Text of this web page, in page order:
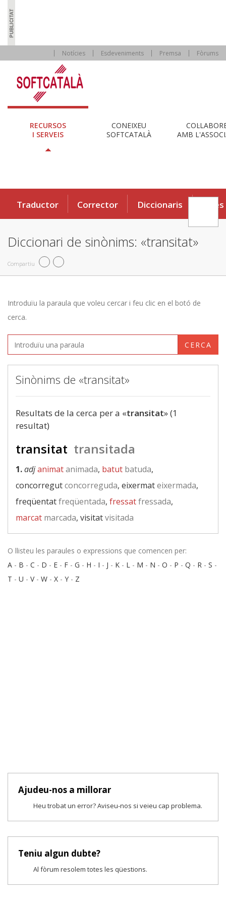
Notícies Esdeveniments Premsa Fòrums
RECURSOS
I SERVEIS
CONEIXEU
SOFTCATALÀ
AMB
Traductor Corrector Diccionaris Eines
Diccionari de sinònims: «transitat»
Compartiu
Introduïu la paraula que voleu cercar i feu clic en el botó de
cerca.
CERCA
Sinònims de «transitat»
Resultats de la cerca per a «transitat» (1
resultat)
transitat transitada
1.adjanimatanimada, batut batuda,
concorregutconcorreguda, eixermateixermada,
freqüentatfreqüentada, fressatfressada,
marcat marcada, visitatvisitada
O llisteu les paraules o expressions que comencen per:
A - B - C - D - E - F - G - H - I - J - K - L - M - N - O - P - Q - R - S -
T - U - V- W - X - Y - Z
Ajudeu-nos a millorar
Heu trobat un error? Aviseu-nos si veieu cap problema.
Teniu algun dubte?
Al fòrum resolem totes les qüestions.